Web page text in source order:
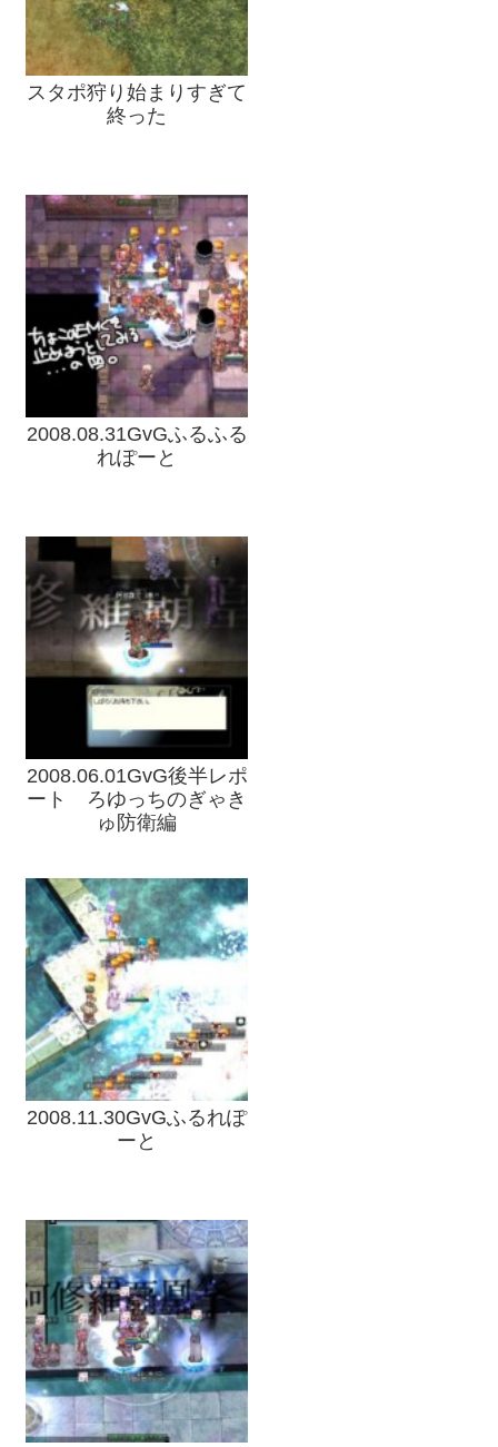
スタポ狩り始まりすぎて
終った
2008.08.31GvGふるふる
れぽーと
2008.06.01GvG後半レポ
ート ろゆっちのぎゃき
ゅ防衛編
2008.11.30GvGふるれぽ
ーと